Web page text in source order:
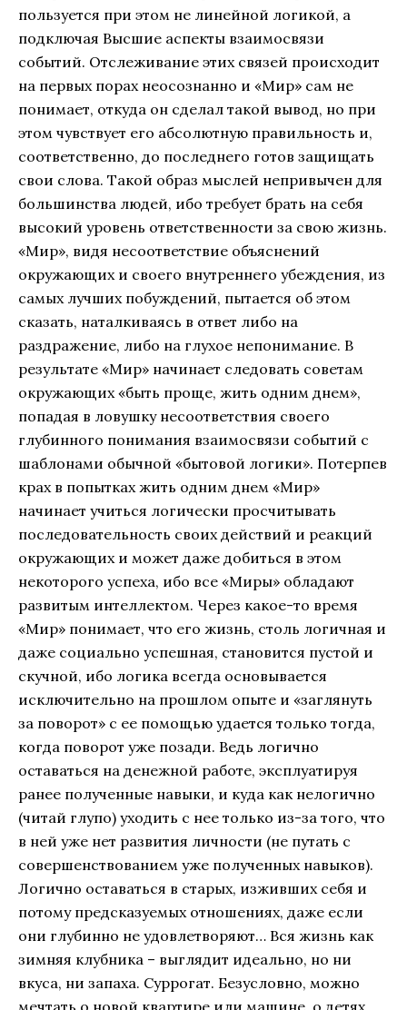
пользуется при этом не линейной логикой, а
подключая Высшие аспекты взаимосвязи
событий. Отслеживание этих связей происходит
на первых порах неосознанно и «Мир» сам не
понимает, откуда он сделал такой вывод, но при
этом чувствует его абсолютную правильность и,
соответственно, до последнего готов защищать
свои слова. Такой образ мыслей непривычен для
большинства людей, ибо требует брать на себя
высокий уровень ответственности за свою жизнь.
«Мир», видя несоответствие объяснений
окружающих и своего внутреннего убеждения, из
самых лучших побуждений, пытается об этом
сказать, наталкиваясь в ответ либо на
раздражение, либо на глухое непонимание. В
результате «Мир» начинает следовать советам
окружающих «быть проще, жить одним днем»,
попадая в ловушку несоответствия своего
глубинного понимания взаимосвязи событий с
шаблонами обычной «бытовой логики». Потерпев
крах в попытках жить одним днем «Мир»
начинает учиться логически просчитывать
последовательность своих действий и реакций
окружающих и может даже добиться в этом
некоторого успеха, ибо все «Миры» обладают
развитым интеллектом. Через какое-то время
«Мир» понимает, что его жизнь, столь логичная и
даже социально успешная, становится пустой и
скучной, ибо логика всегда основывается
исключительно на прошлом опыте и «заглянуть
за поворот» с ее помощью удается только тогда,
когда поворот уже позади. Ведь логично
оставаться на денежной работе, эксплуатируя
ранее полученные навыки, и куда как нелогично
(читай глупо) уходить с нее только из-за того, что
в ней уже нет развития личности (не путать с
совершенствованием уже полученных навыков).
Логично оставаться в старых, изживших себя и
потому предсказуемых отношениях, даже если
они глубинно не удовлетворяют… Вся жизнь как
зимняя клубника – выглядит идеально, но ни
вкуса, ни запаха. Суррогат. Безусловно, можно
мечтать о новой квартире или машине, о детях